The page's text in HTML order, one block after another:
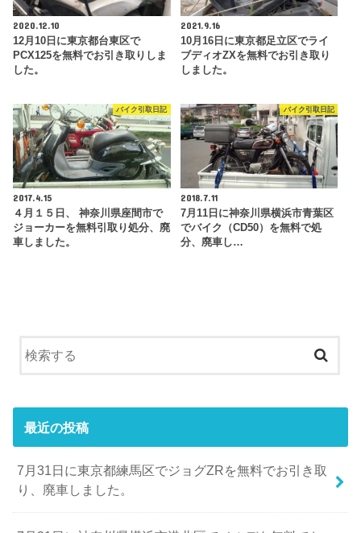
2020.12.10
12月10日に東京都台東区で
PCX125を無料でお引き取りしま
した。
2021.9.16
10月16日に東京都足立区でライ
ブディオZXを無料でお引き取り
しました。
バイク引取日記
2017.4.15
４月１５日、 神奈川県座間市で
ジョーカーを無料引取り処分、廃
車しました。
バイク引取日記
2018.7.11
7月11日に神奈川県横浜市青葉区
でバイク（CD50）を無料で処
分、廃車し…
最近の投稿
7月31日に東京都練馬区でジョグZRを無料でお引き取
り、廃車しました。